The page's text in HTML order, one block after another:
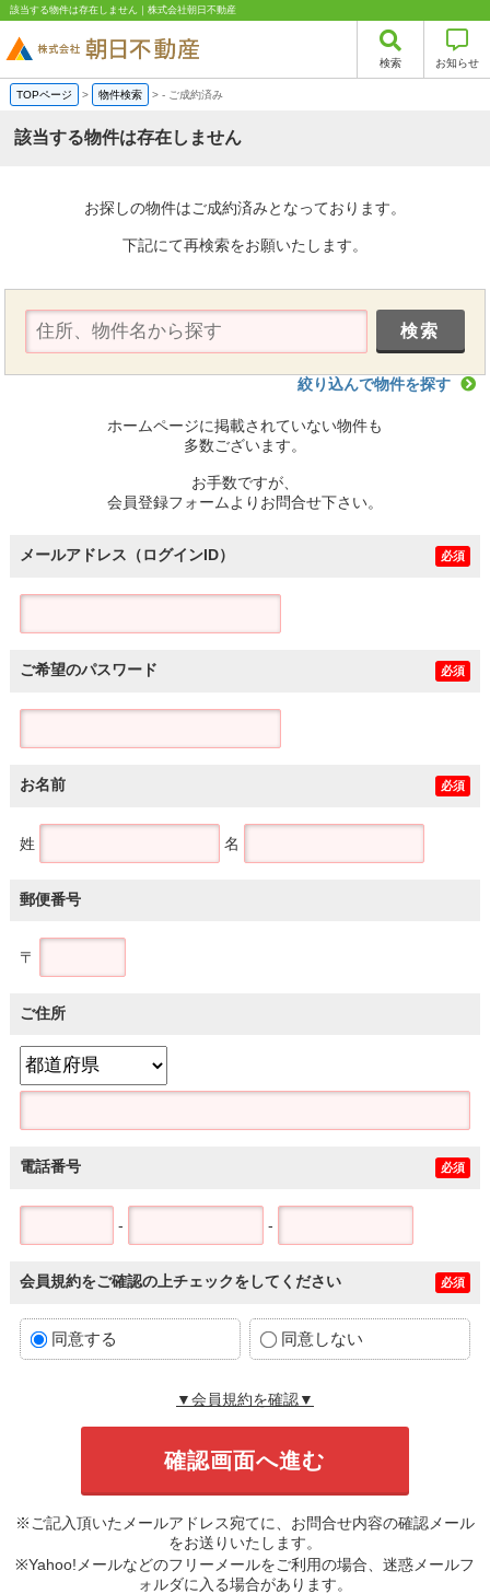
該当する物件は存在しません｜株式会社朝日不動産
検索 お知らせ
TOPページ > 物件検索 >- ご成約済み
該当する物件は存在しません
お探しの物件はご成約済みとなっております。
下記にて再検索をお願いたします。
絞り込んで物件を探す
ホームページに掲載されていない物件も
多数ございます。
お手数ですが、
会員登録フォームよりお問合せ下さい。
メールアドレス（ログインID） 必須
ご希望のパスワード 必須
お名前 必須
姓 名
郵便番号
〒
ご住所
電話番号 必須
- -
会員規約をご確認の上チェックをしてください 必須
同意する 同意しない
▼会員規約を確認▼
※ご記入頂いたメールアドレス宛てに、お問合せ内容の確認メール
をお送りいたします。
※Yahoo!メールなどのフリーメールをご利用の場合、迷惑メールフ
ォルダに入る場合があります。